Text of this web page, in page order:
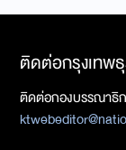
ติดต่อกรุงเทพ
ติดต่อกองบรรณาธิ